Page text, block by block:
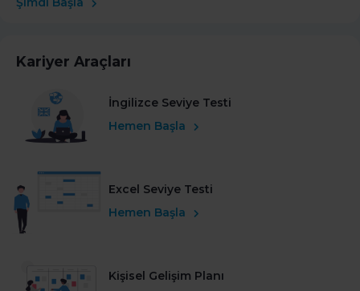
Kariyer Araçları
İngilizce Seviye Testi
Hemen Başla
Excel Seviye Testi
Hemen Başla
Kişisel Gelişim Planı